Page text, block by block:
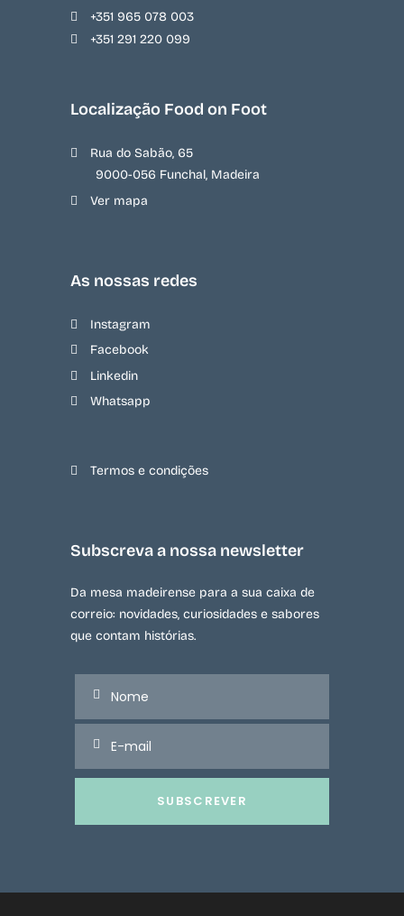
+351 965 078 003
+351 291 220 099
Localização Food on Foot
Rua do Sabão, 65
9000-056 Funchal, Madeira
Ver mapa
As nossas redes
Instagram
Facebook
Linkedin
Whatsapp
Termos e condições
Subscreva a nossa newsletter
Da mesa madeirense para a sua caixa de
correio: novidades, curiosidades e sabores
que contam histórias.